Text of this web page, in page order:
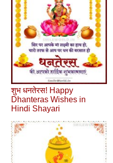
शुभ धनतेरस! Happy
Dhanteras Wishes in
Hindi Shayari